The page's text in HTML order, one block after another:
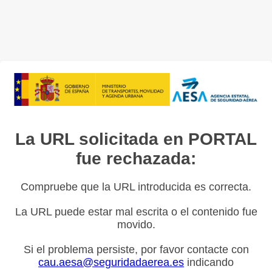
La URL solicitada en PORTAL
fue rechazada:
Compruebe que la URL introducida es correcta.
La URL puede estar mal escrita o el contenido fue
movido.
Si el problema persiste, por favor contacte con
cau.aesa@seguridadaerea.es indicando